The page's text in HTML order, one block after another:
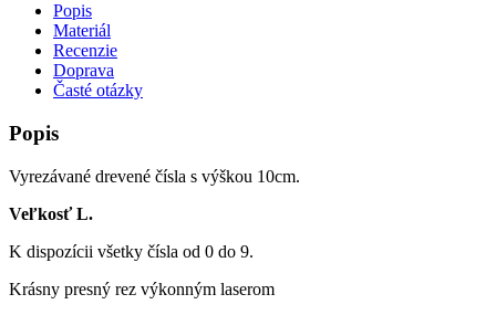
Popis
Materiál
Recenzie
Doprava
Časté otázky
Popis
Vyrezávané drevené čísla s výškou 10cm.
Veľkosť L.
K dispozícii všetky čísla od 0 do 9.
Krásny presný rez výkonným laserom